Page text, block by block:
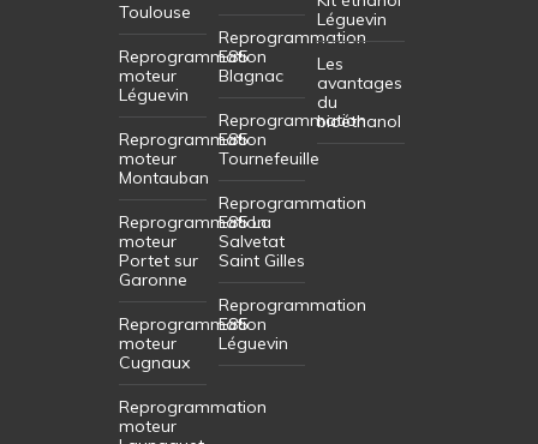
Toulouse
Reprogrammation
moteur
Léguevin
Reprogrammation
moteur
Montauban
Reprogrammation
moteur
Portet sur
Garonne
Reprogrammation
moteur
Cugnaux
Reprogrammation
moteur
Reprogrammation
E85
Blagnac
Reprogrammation
E85
Tournefeuille
Reprogrammation
E85 La
Salvetat
Saint Gilles
Reprogrammation
E85
Léguevin
Léguevin
Les
avantages
du
bioéthanol